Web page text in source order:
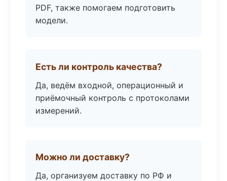
PDF, также помогаем подготовить
модели.
Есть ли контроль качества?
Да, ведём входной, операционный и
приёмочный контроль с протоколами
измерений.
Можно ли доставку?
Да, организуем доставку по РФ и